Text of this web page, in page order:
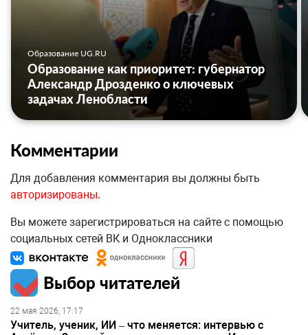
Образование UG.RU
Образование как приоритет: губернатор
Александр Дрозденко о ключевых
задачах Ленобласти
Комментарии
Для добавления комментария вы должны быть
авторизированы.
Вы можете зарегистрироваться на сайте с помощью
социальных сетей ВК и Одноклассники
Выбор читателей
22 мая 2026, 17:17
Учитель, ученик, ИИ – что меняется: интервью с